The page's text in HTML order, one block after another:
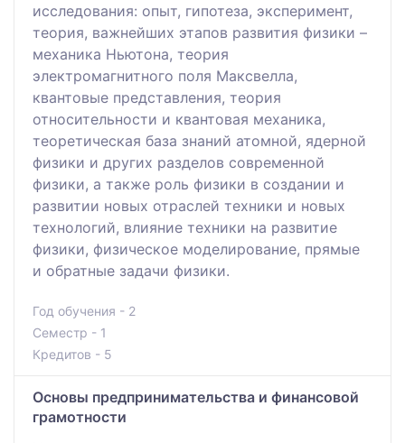
исследования: опыт, гипотеза, эксперимент,
теория, важнейших этапов развития физики –
механика Ньютона, теория
электромагнитного поля Максвелла,
квантовые представления, теория
относительности и квантовая механика,
теоретическая база знаний атомной, ядерной
физики и других разделов современной
физики, а также роль физики в создании и
развитии новых отраслей техники и новых
технологий, влияние техники на развитие
физики, физическое моделирование, прямые
и обратные задачи физики.
Год обучения - 2
Семестр - 1
Кредитов - 5
Основы предпринимательства и финансовой
грамотности